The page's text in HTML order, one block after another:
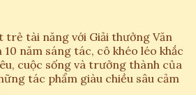
trẻ tài năng với Giải thưởng Văn
10 năm sáng tác, cô khéo léo khắc
cuộc sống và trưởng thành của
tác phẩm giàu chiều sâu cảm